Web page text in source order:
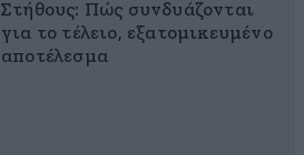
Στήθους: Πώς συνδυάζονται
για το τέλειο, εξατομικευμένο
αποτέλεσμα